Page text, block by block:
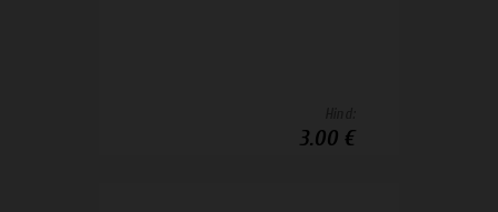
3.00 €